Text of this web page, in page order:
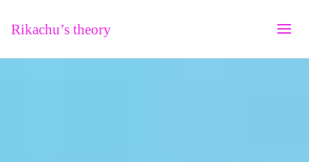
Rikachu’s theory